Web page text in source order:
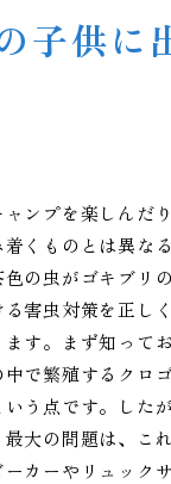
子供に
ンプを楽しんだ
くものとは異な
の虫がゴキブリ
害虫対策を正し
す。まず知って
で繁殖するクロ
う点です。した
大の問題は、こ
カーやリュック